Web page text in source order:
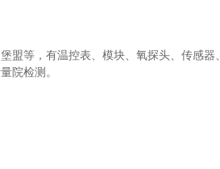
等，有温控表、模块、氧探头、传感器、
院检测。